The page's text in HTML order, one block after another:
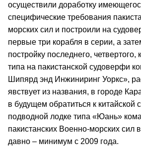
осуществили доработку
специфические требования
морских сил и построили на
первые три корабля в серии, а
постройку последнего, четвертого,
типа на пакистанской судоверфи
Шипярд энд Инжиниринг Уоркс»,
явствует из названия, в городе
в будущем обратиться к китайской
подводной лодке типа «Юань»
пакистанских Военно-морских сил
давно – минимум с 2009 года.